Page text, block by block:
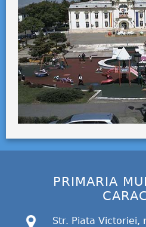
PRIMARIA
Str. Piata Victoriei,